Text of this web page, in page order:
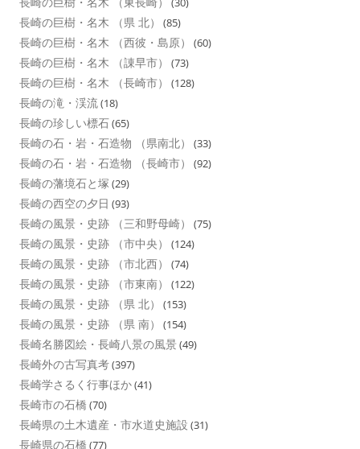
長崎の巨樹・名木 （県 北） (85)
長崎の巨樹・名木 （西彼・島原） (60)
長崎の巨樹・名木 （諌早市） (73)
長崎の巨樹・名木 （長崎市） (128)
長崎の滝・渓流(18)
長崎の珍しい標石(65)
長崎の石・岩・石造物 （県南北） (33)
長崎の石・岩・石造物 （長崎市） (92)
長崎の藩境石と塚 (29)
長崎の西空の夕日 (93)
長崎の風景・史跡 （三和野母崎） (75)
長崎の風景・史跡 （市中央） (124)
長崎の風景・史跡 （市北西） (74)
長崎の風景・史跡 （市東南） (122)
長崎の風景・史跡 （県 北） (153)
長崎の風景・史跡 （県 南） (154)
長崎名勝図絵・長崎八景の風景 (49)
長崎外の古写真考(397)
長崎学さるく行事ほか(41)
長崎市の石橋 (70)
長崎県の土木遺産・市水道史施設 (31)
長崎県の石橋 (77)